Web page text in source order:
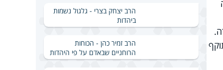
הרב יצחק בצרי - גלגול נשמות
ביהדות
הרב זמיר כהן - הכוחות
הרוחניים שבאדם על פי היהדות